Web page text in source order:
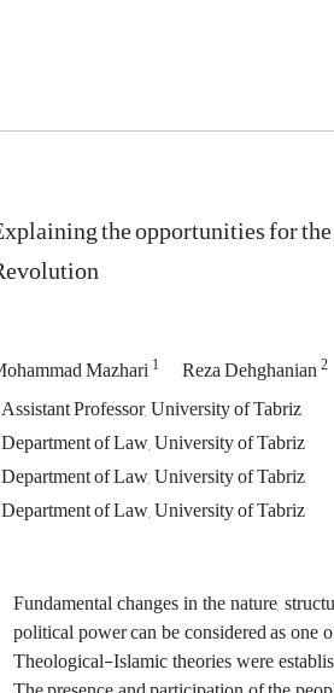
the opportunities for
Mazhari1 Reza Dehghanian2
Assistant Professor, University of Tabriz
Department of Law, University of Tabriz
Department of Law, University of Tabriz
Department of Law, University of Tabriz
Fundamental changes in the nature,
political power can be considered as
Theological-Islamic theories were